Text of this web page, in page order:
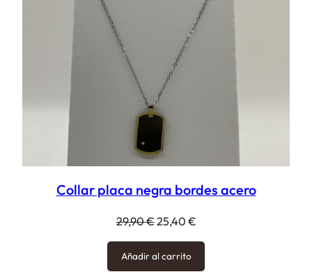
Collar placa negra bordes acero
29,90€El
precio
original
25,40 €El
precio
Añadir al carrito